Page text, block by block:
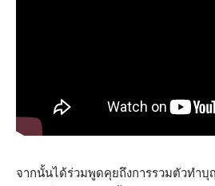
จากนั้นได้ร่วมพูดคุยถึงการรวมตัวทำบุ